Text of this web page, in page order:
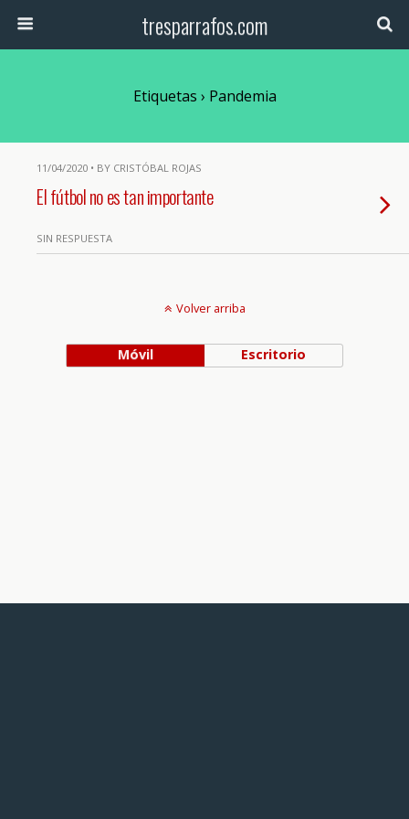
tresparrafos.com
Etiquetas › Pandemia
11/04/2020 • BY CRISTÓBAL ROJAS
El fútbol no es tan importante
SIN RESPUESTA
Volver arriba
Móvil Escritorio